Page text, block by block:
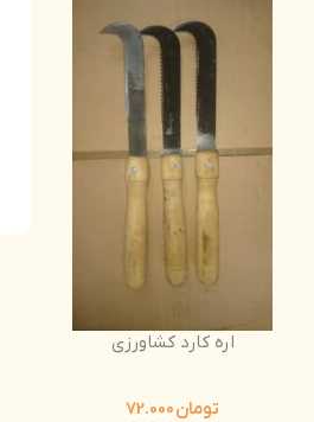
اره کارد کشاورزی
تومان